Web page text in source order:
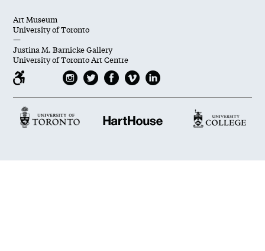
Art Museum
University of Toronto
—
Justina M. Barnicke Gallery
University of Toronto Art Centre